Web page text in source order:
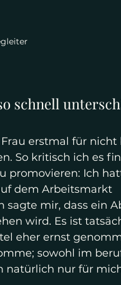
schnell
erstmal für nicht
So kritisch ich es
promovieren: Ich
dem Arbeitsmarkt
sagte mir, dass ein
wird. Es ist
eher ernst
sowohl im
natürlich nur für